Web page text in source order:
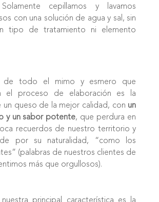
cepillamos y lavamos
con una solución de agua y sal, sin
tipo de tratamiento ni elemento
de todo el mimo y esmero que
el proceso de elaboración es la
queso de la mejor calidad, con un
y un sabor potente, que perdura en
recuerdos de nuestro territorio y
por su naturalidad, “como los
(palabras de nuestros clientes de
más que orgullosos).